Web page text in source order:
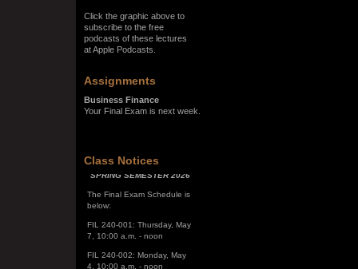
Click the graphic above to
subscribe to the free
podcasts of these lectures
at Apple Podcasts.
Assignments
Business Finance
Your Final Exam is next week.
Class Notices
SPRING SEMESTER 2026
The Final Exam Schedule is
FIL 240-001: Thursday, May
FIL 240-002: Monday, May